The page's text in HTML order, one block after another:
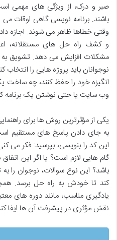
صبر و درک، از ویژگی های مهمی
باشند. برنامه نویسی گاهی اوقات
وقتی خطاها ظاهر می شوند. اجازه
و کشف راه حل های مستقلانه،
مشکلات افزایش می دهد. تشویق به
نوجوانان باید پروژه هایی را
انگیزه خود را حفظ کنند، چه
وب سایت یا حتی نوشتن یک
یکی از مؤثرترین روش ها برای
به جای دادن پاسخ های مستقیم
این کد را بنویسی، بپرسید: فکر می
گام هایی لازم است؟ یا اگر این اتفاق
باشد؟ این نوع سوالات، نوجوان را
کند تا خودش به راه حل برسد.
یادگیری مناسب، مانند دوره های
نقش مؤثری در پیشرفت آن ها ایفا